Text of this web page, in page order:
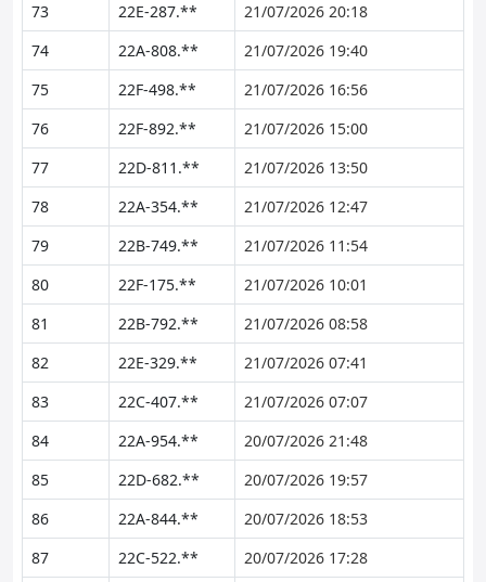
73
22E-287.**
21/07/2026 20:18
74
22A-808.**
21/07/2026 19:40
75
22F-498.**
21/07/2026 16:56
76
22F-892.**
21/07/2026 15:00
77
22D-811.**
21/07/2026 13:50
78
22A-354.**
21/07/2026 12:47
79
22B-749.**
21/07/2026 11:54
80
22F-175.**
21/07/2026 10:01
81
22B-792.**
21/07/2026 08:58
82
22E-329.**
21/07/2026 07:41
83
22C-407.**
21/07/2026 07:07
84
22A-954.**
20/07/2026 21:48
85
22D-682.**
20/07/2026 19:57
86
22A-844.**
20/07/2026 18:53
87
22C-522.**
20/07/2026 17:28